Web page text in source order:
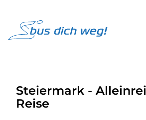
Highlights
Service
Steiermark -
Reise